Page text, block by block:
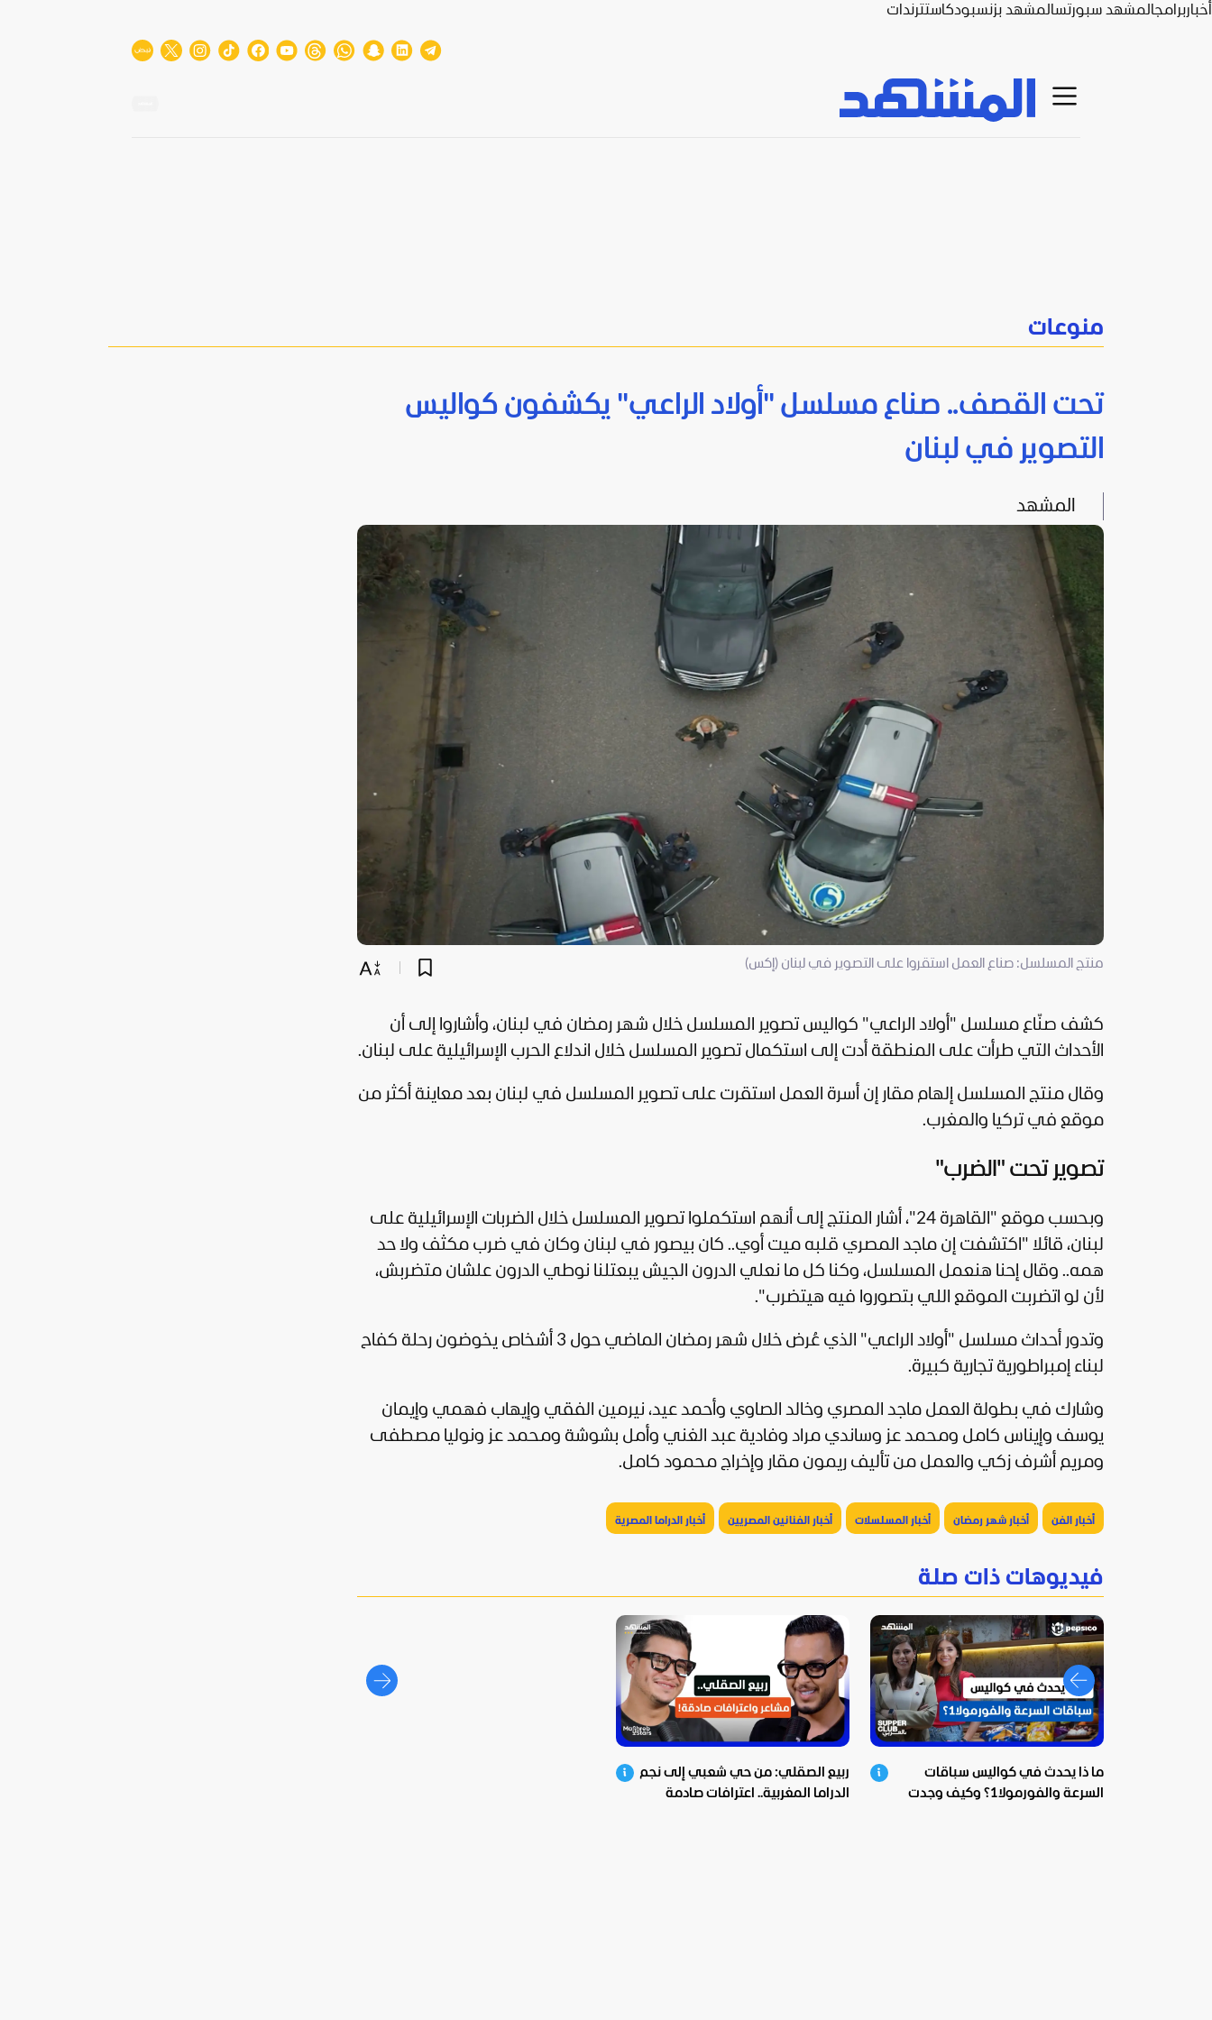
أخباربرامجالمشهد سبورتسالمشهد بزنسبودكاستترندات
منوعات
تحت القصف.. صناع مسلسل "أولاد الراعي" يكشفون كواليس
التصوير في لبنان
المشهد
منتج المسلسل: صناع العمل استقروا على التصوير في لبنان (إكس)
كشف صنّاع مسلسل "أولاد الراعي" كواليس تصوير المسلسل خلال شهر رمضان في لبنان، وأشاروا إلى أن
الأحداث التي طرأت على المنطقة أدت إلى استكمال تصوير المسلسل خلال اندلاع الحرب الإسرائيلية على لبنان.
وقال منتج المسلسل إلهام مقار إن أسرة العمل استقرت على تصوير المسلسل في لبنان بعد معاينة أكثر من
موقع في تركيا والمغرب.
تصوير تحت "الضرب"
وبحسب موقع "القاهرة 24"، أشار المنتج إلى أنهم استكملوا تصوير المسلسل خلال الضربات الإسرائيلية على
لبنان، قائلا "اكتشفت إن ماجد المصري قلبه ميت أوي.. كان بيصور في لبنان وكان في ضرب مكثف ولا حد
همه.. وقال إحنا هنعمل المسلسل، وكنا كل ما نعلي الدرون الجيش يبعتلنا نوطي الدرون علشان متضربش،
لأن لو اتضربت الموقع اللي بتصوروا فيه هيتضرب".
وتدور أحداث مسلسل "أولاد الراعي" الذي عُرض خلال شهر رمضان الماضي حول 3 أشخاص يخوضون رحلة كفاح
لبناء إمبراطورية تجارية كبيرة.
وشارك في بطولة العمل ماجد المصري وخالد الصاوي وأحمد عيد، نيرمين الفقي وإيهاب فهمي وإيمان
يوسف وإيناس كامل ومحمد عز وساندي مراد وفادية عبد الغني وأمل بشوشة ومحمد عز ونوليا مصطفى
ومريم أشرف زكي والعمل من تأليف ريمون مقار وإخراج محمود كامل.
أخبار الفن أخبار شهر رمضان أخبار المسلسلات أخبار الفنانين المصريين أخبار الدراما المصرية
فيديوهات ذات صلة
ما ذا يحدث في كواليس سباقات
السرعة والفورمولا1؟ وكيف وجدت
ربيع الصقلي: من حي شعبي إلى نجم
الدراما المغربية.. اعترافات صادمة